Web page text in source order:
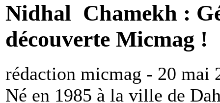
Nidhal Chamekh :
découverte Micmag !
rédaction micmag - 20 mai
Né en 1985 à la ville de